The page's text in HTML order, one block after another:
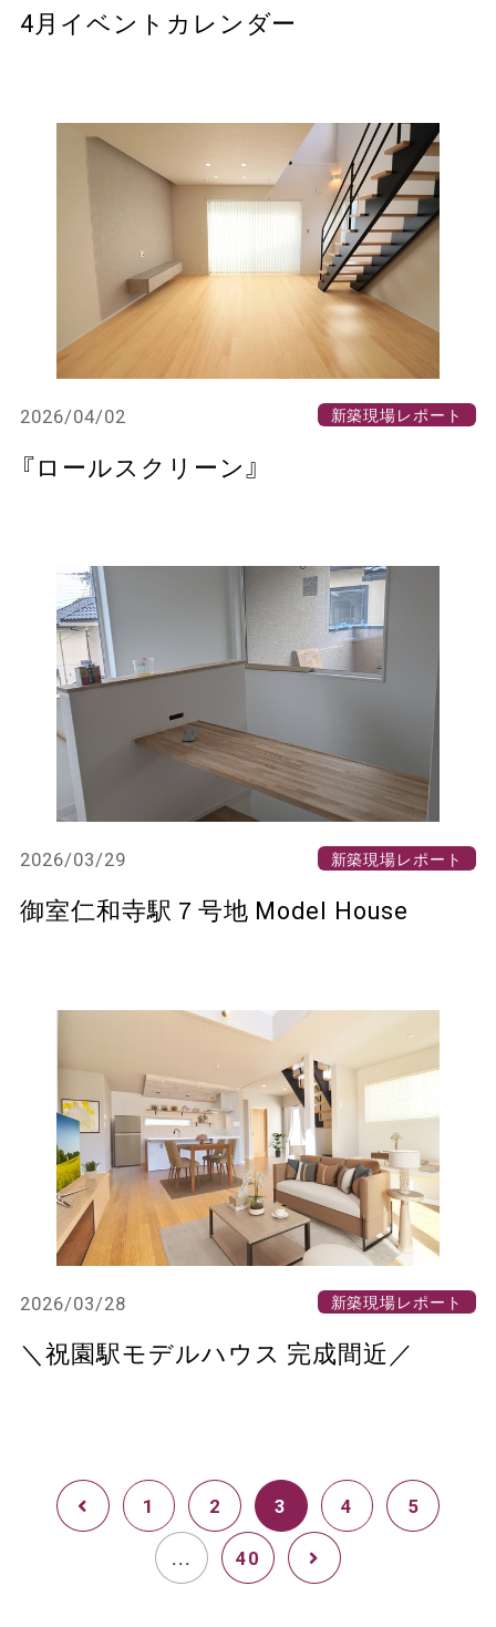
4月イベントカレンダー
2026/04/02 新築現場レポート
『ロールスクリーン』
2026/03/29 新築現場レポート
御室仁和寺駅７号地 Model House
2026/03/28 新築現場レポート
＼祝園駅モデルハウス 完成間近／
1 2 3 4
5
...
40